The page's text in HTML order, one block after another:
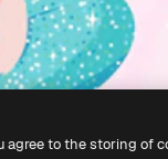
agree to the storing of